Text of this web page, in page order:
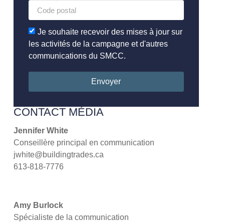
Je souhaite recevoir des mises à jour sur
les activités de la campagne et d'autres
communications du SMCC.
Envoyer
CONTACT MÉDIA
Jennifer White
Conseillère principal en communication
jwhite@buildingtrades.ca
613-818-7776
Amy Burlock
Spécialiste de la communication